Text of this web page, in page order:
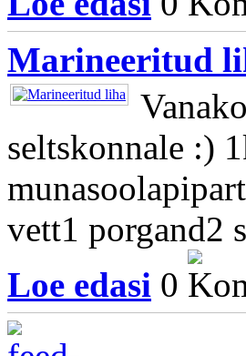
Marineeritud
seltskonnale :)
vett1 porgand2
Loe edasi 0